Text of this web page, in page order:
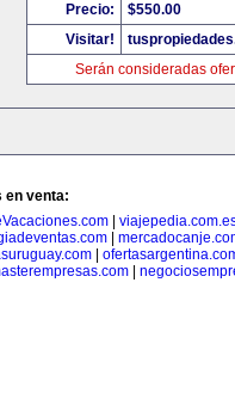
Precio:
$550.00
Visitar!
Serán consideradas
en venta:
|
|
|